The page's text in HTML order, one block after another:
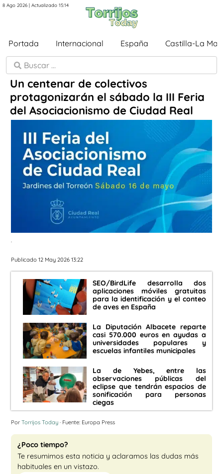
8 Ago 2026 | Actualizado 15:14
Portada Internacional España Castilla-La
Un centenar de colectivos
protagonizarán el sábado la III Feria
del Asociacionismo de Ciudad Real
.
Publicado 12 May 2026 13:22
SEO/BirdLife desarrolla dos
aplicaciones móviles gratuitas
para la identificación y el conteo
de aves en España
La Diputación Albacete reparte
casi 570.000 euros en ayudas a
universidades populares y
escuelas infantiles municipales
La de Yebes, entre las
observaciones públicas del
eclipse que tendrán espacios de
sonificación para personas
ciegas
Por Torrijos Today · Fuente: Europa Press
¿Poco tiempo?
Te resumimos esta noticia y aclaramos las dudas más
habituales en un vistazo.